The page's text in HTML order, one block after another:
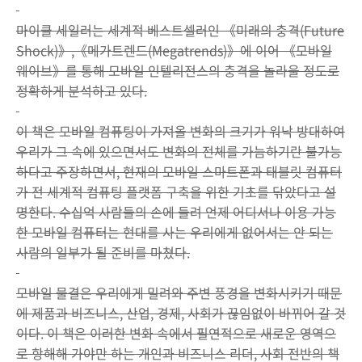
마이클 세일러는 세계적 베스트셀러인 《미래의 충격(Future
Shock)》,《메가트렌드(Megatrends)》에 이어 《모바일
웨이브》를 통해 모바일 인텔리전스의 충격을 놀라울 정도로
정확하게 분석하고 있다.
이 책은 모바일 컴퓨팅이 가져올 변화의 크기가 워낙 방대하여
우리가 그 속에 있으면서도 변화의 전체를 가늠하기란 불가능
하다고 주장하면서, 현재의 모바일 스마트폰과 태블릿 컴퓨터
가 전 세계적 컴퓨팅 플랫폼 구축을 위한 기초를 닦았다고 설
명한다. 수십억 사람들의 손에 들려 언제 어디서나 이용 가능
한 모바일 컴퓨터는 현대를 사는 우리에게 없어서는 안 되는
사람의 일부가 될 준비를 마쳤다.
모바일 물결은 우리에게 밀려와 주변 풍경을 변화시키기 때문
에 제품과 비즈니스, 산업, 경제, 사회가 끊임없이 바뀌어 갈 것
이다. 이 책은 이러한 변화 속에서 필연적으로 새로운 영역으
로 항해해 가야만 하는 개인과 비즈니스 리더, 사회 전반의 책